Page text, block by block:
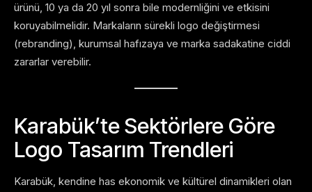
ürünü, 10 ya da 20 yıl sonra bile modernliğini ve etkisini
koruyabilmelidir. Markaların sürekli logo değiştirmesi
(rebranding), kurumsal hafızaya ve marka sadakatine ciddi
zararlar verebilir.
Karabük’te Sektörlere Göre
Logo Tasarım Trendleri
Karabük, kendine has ekonomik ve kültürel dinamikleri olan